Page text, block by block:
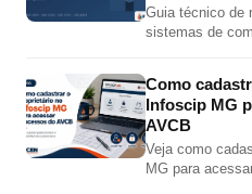
Guia técnico de
sistemas de
Como
Infoscip MG
AVCB
Veja como
MG para